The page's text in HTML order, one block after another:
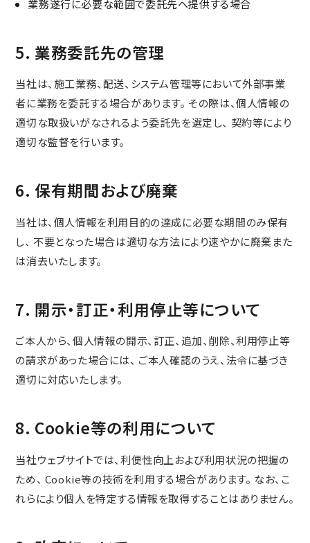
業務遂行に必要な範囲で委託先へ提供する場合
5. 業務委託先の管理
当社は、施工業務、配送、システム管理等において外部事業
者に業務を委託する場合があります。 その際は、個人情報の
適切な取扱いがなされるよう委託先を選定し、 契約等により
適切な監督を行います。
6. 保有期間および廃棄
当社は、個人情報を利用目的の達成に必要な期間のみ保有
し、 不要となった場合は適切な方法により速やかに廃棄また
は消去いたします。
7. 開示・訂正・利用停止等について
ご本人から、個人情報の開示、訂正、追加、削除、利用停止等
の請求があった場合には、 ご本人確認のうえ、法令に基づき
適切に対応いたします。
8. Cookie等の利用について
当社ウェブサイトでは、利便性向上および利用状況の把握の
ため、 Cookie等の技術を利用する場合があります。 なお、こ
れらにより個人を特定する情報を取得することはありません。
まずは相談からでも、お気軽にお問い合
Let's Connect !
ADDRESS
東京支社
TEL：03-3420-8484
アハトハイク名神町イースト 03号室
協力業者募集
プライバシーポリシー